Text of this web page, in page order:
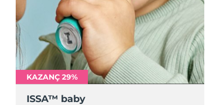
KAZANÇ 29%
ISSA™ baby
KAZANÇ 29%
ISSA™ baby
KAZANÇ 29%
ISSA™ baby